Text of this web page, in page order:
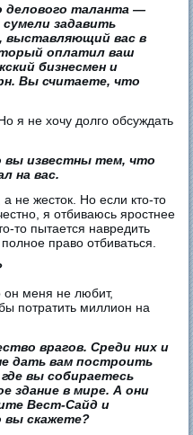
делового таланта —
задавить
выставляющий вас в
оплатил ваш
бизнесмен и
Вы считаете, что
я не хочу долго обсуждать
вы известны тем, что
на вас.
не жесток. Но если кто-то
я отбиваюсь яростнее
то пытается навредить
право отбиваться.
он меня не любит,
потратить миллион на
врагов. Среди них и
дать вам построить
вы собираетесь
здание в мире. А они
Вест-Сайд и
вы скажете?